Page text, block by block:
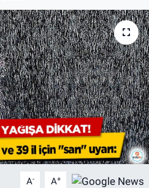
A- A+